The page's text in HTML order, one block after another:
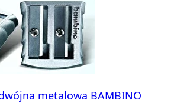
metalowa BAMBINO